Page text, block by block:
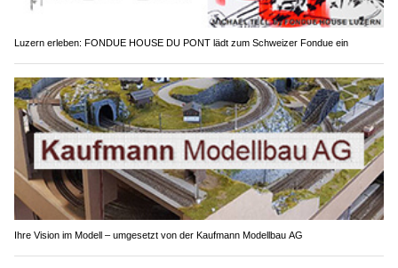
Luzern erleben: FONDUE HOUSE DU PONT lädt zum Schweizer Fondue ein
Ihre Vision im Modell – umgesetzt von der Kaufmann Modellbau AG